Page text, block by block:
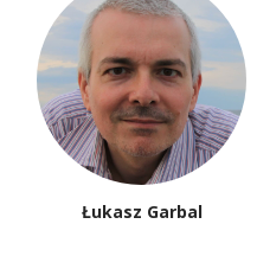
Łukasz Garbal